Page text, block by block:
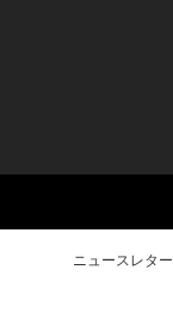
ニュースレター